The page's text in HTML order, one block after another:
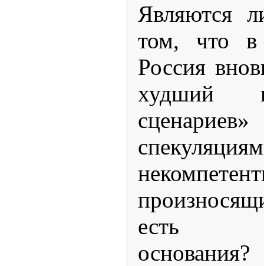
Являются
том, что
Россия
худший
есть
основания?